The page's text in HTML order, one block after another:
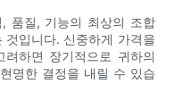
품질, 기능의 최상의 조합
것입니다. 신중하게 가격을
하면 장기적으로 귀하의
명한 결정을 내릴 수 있습